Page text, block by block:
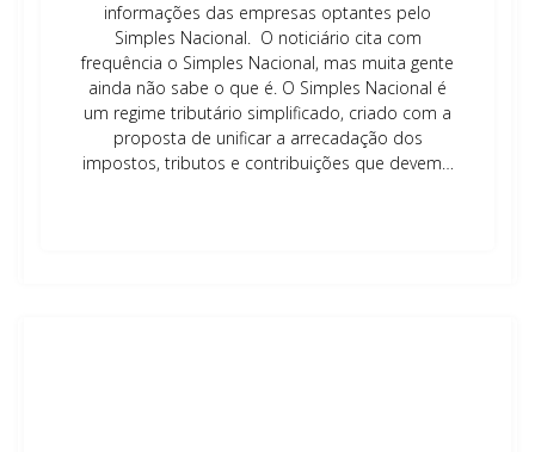
informações das empresas optantes pelo
Simples Nacional. O noticiário cita com
frequência o Simples Nacional, mas muita gente
ainda não sabe o que é. O Simples Nacional é
um regime tributário simplificado, criado com a
proposta de unificar a arrecadação dos
impostos, tributos e contribuições que devem…